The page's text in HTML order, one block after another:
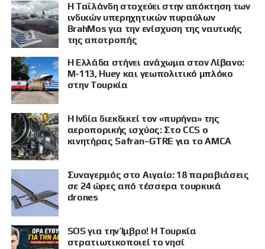
Η Ταϊλάνδη στοχεύει στην απόκτηση των
ινδικών υπερηχητικών πυραύλων
BrahMos για την ενίσχυση της ναυτικής
της αποτροπής
Η Ελλάδα στήνει ανάχωμα στον Λίβανο:
M-113, Huey και γεωπολιτικό μπλόκο
στην Τουρκία
Η Ινδία διεκδικεί τον «πυρήνα» της
αεροπορικής ισχύος: Στο CCS ο
κινητήρας Safran–GTRE για το AMCA
Συναγερμός στο Αιγαίο: 18 παραβιάσεις
σε 24 ώρες από τέσσερα τουρκικά
drones
SOS για την Ίμβρο! Η Τουρκία
στρατιωτικοποιεί το νησί